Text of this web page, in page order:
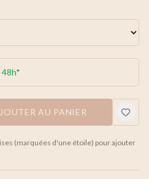
AU PANIER
(marquées d'une étoile) pour ajouter